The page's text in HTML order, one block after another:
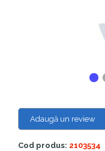
Adaugă un review
Cod produs: 2103534